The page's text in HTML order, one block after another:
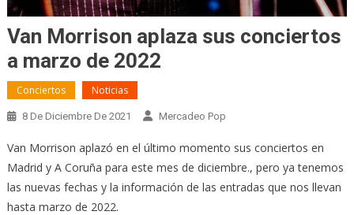
Van Morrison aplaza sus conciertos
a marzo de 2022
Conciertos Noticias
8 De Diciembre De 2021 Mercadeo Pop
Van Morrison aplazó en el último momento sus conciertos en
Madrid y A Coruña para este mes de diciembre., pero ya tenemos
las nuevas fechas y la información de las entradas que nos llevan
hasta marzo de 2022.